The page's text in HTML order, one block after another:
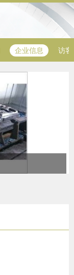
企业信息 访客